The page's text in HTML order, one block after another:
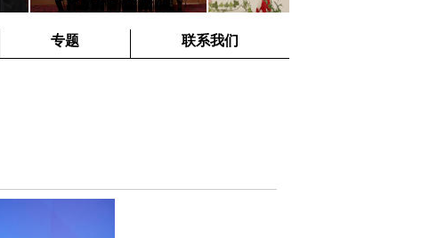
专题 联系我们